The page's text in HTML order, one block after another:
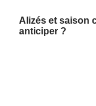
Alizés et saison
anticiper ?